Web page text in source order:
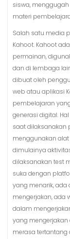
siswa,
materi
Salah satu media
Kahoot. Kahoot
permainan,
dan di lembaga
dibuat oleh
web atau aplikasi
pembelajaran
generasi digital.
saat dilaksanakan
menggunakan
dimulainya
dilaksanakan test
suka dengan
yang menarik,
mengerjakan, ada
dalam
yang mengerjakan
merasa tertantang